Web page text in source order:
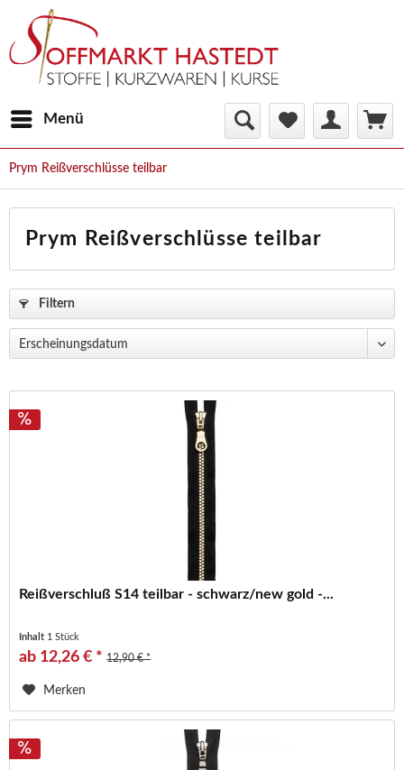
Menü
Prym Reißverschlüsse teilbar
Prym Reißverschlüsse teilbar
Filtern
Reißverschluß S14 teilbar - schwarz/new gold -...
Inhalt 1 Stück
ab 12,26 € * 12,90 € *
Merken